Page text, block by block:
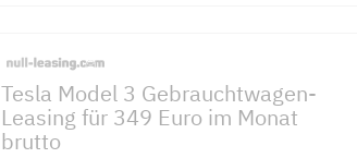
Tesla Model 3 Gebrauchtwagen-
Leasing für 349 Euro im Monat
brutto